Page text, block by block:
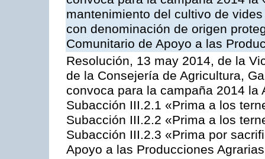
mantenimiento del cultivo de
con denominación de origen
Comunitario de Apoyo a las
Resolución, 13 may 2014, de la
de la Consejería de Agricultura,
convoca para la campaña 2014
Subacción III.2.1 «Prima a los
Subacción III.2.2 «Prima a los
Subacción III.2.3 «Prima por
Apoyo a las Producciones